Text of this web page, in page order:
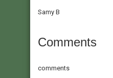
Samy B
Comments
comments